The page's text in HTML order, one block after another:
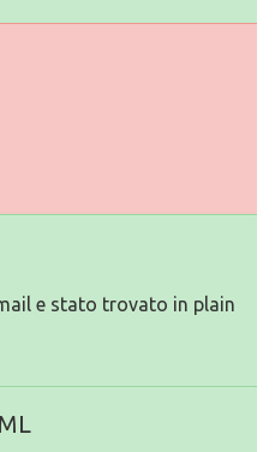
e stato trovato in plain